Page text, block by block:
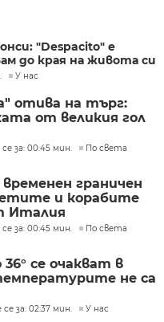
"Despacito" е
до края на живота си
У нас
отива на търг:
от великия гол
за: 00:45 мин. По света
граничен
и корабите
Италия
за: 00:45 мин. По света
се очакват в
не са
за: 02:37 мин. У нас